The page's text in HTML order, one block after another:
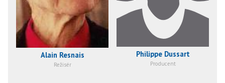
Alain Resnais
Režisér
Philippe Dussart
Producent